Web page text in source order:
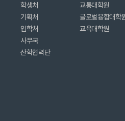
학생처
기획처
입학처
사무국
산학협력단
교통대학원
글로벌융합대학
교육대학원